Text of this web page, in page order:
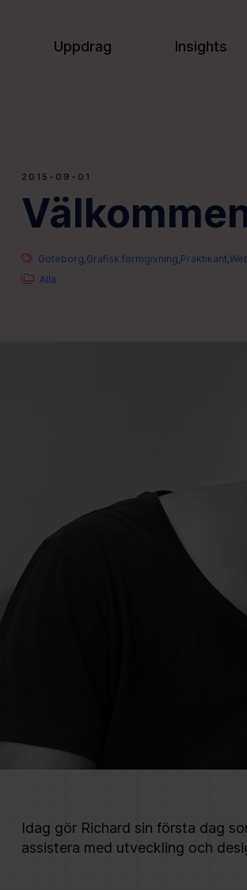
Uppdrag Insights
2015-09-01
Göteborg Grafisk formgivning Praktikant
Alla
Idag gör Richard sin första dag
assistera med utveckling och